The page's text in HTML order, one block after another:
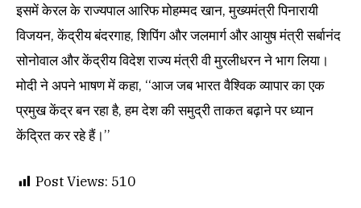
इसमें केरल के राज्यपाल आरिफ मोहम्मद खान, मुख्यमंत्री पिनारायी
विजयन, केंद्रीय बंदरगाह, शिपिंग और जलमार्ग और आयुष मंत्री सर्बानंद
सोनोवाल और केंद्रीय विदेश राज्य मंत्री वी मुरलीधरन ने भाग लिया।
मोदी ने अपने भाषण में कहा, ‘‘आज जब भारत वैश्विक व्यापार का एक
प्रमुख केंद्र बन रहा है, हम देश की समुद्री ताकत बढ़ाने पर ध्यान
केंद्रित कर रहे हैं।’’
Post Views: 510